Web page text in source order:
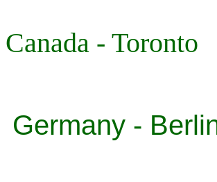
Canada - Toronto
Germany -